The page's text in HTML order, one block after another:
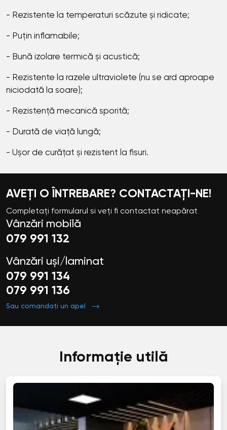
- Rezistente la temperaturi scăzute și ridicate;
- Puțin inflamabile;
- Bună izolare termică și acustică;
- Rezistente la razele ultraviolete (nu se ard aproape
niciodată la soare);
- Rezistență mecanică sporită;
- Durată de viață lungă;
- Ușor de curățat și rezistent la fisuri.
AVEȚI O ÎNTREBARE? CONTACTAȚI-NE!
Completați formularul si veți fi contactat neapărat
Vânzări mobilă
079 991 132
Vânzări uși/laminat
079 991 134
079 991 136
Sau comandați un apel
Informație utilă